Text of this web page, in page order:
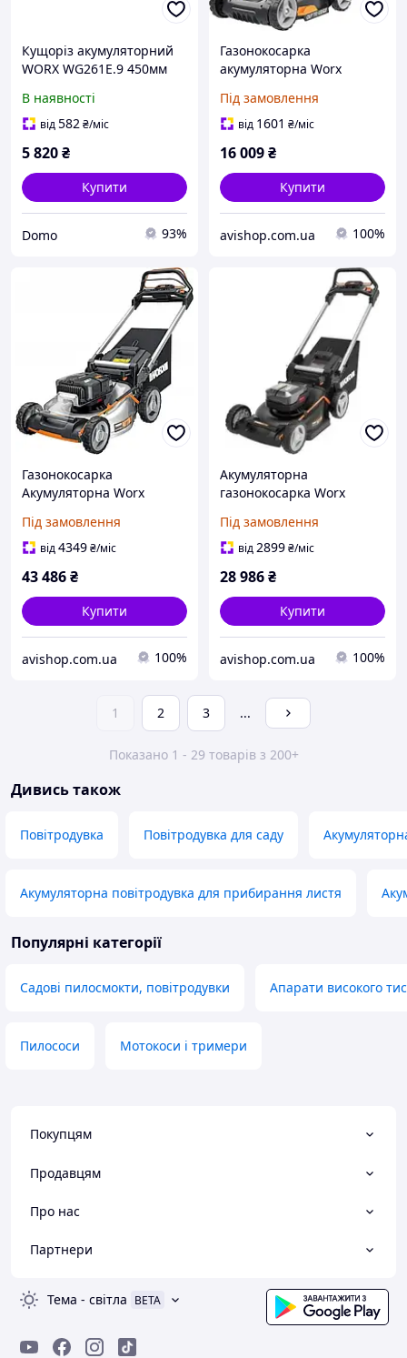
Кущорiз акумуляторний
WORX WG261E.9 450мм
В наявності
від582₴/міс
5 820₴
Купити
Domo 93%
Газонокосарка
акумуляторна Worx
Під замовлення
від 1601 ₴/міс
16 009₴
Купити
avishop.com.ua 100%
Газонокосарка
Акумуляторна Worx
Під замовлення
від4349₴/міс
43 486₴
Купити
avishop.com.ua 100%
Акумуляторна
газонокосарка Worx
Під замовлення
від2899₴/міс
28 986₴
Купити
avishop.com.ua 100%
1 2 3 ...
Показано 1 - 29 товарів з 200+
Дивись також
Повітродувка Повітродувка для саду
Акумуляторна повітродувка для прибирання листя
Популярні категорії
Садові пилосмокти, повітродувки Апарати високого
Пилососи Мотокоси і тримери
Покупцям
Продавцям
Про нас
Партнери
Тема - світла BETA